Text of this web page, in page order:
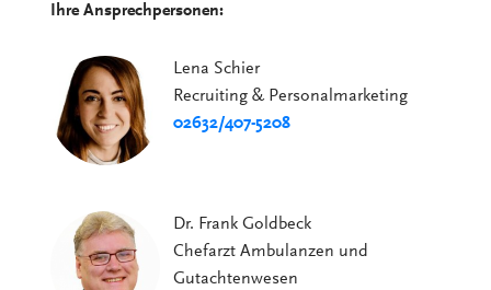
Ihre Ansprechpersonen:
Lena Schier
Recruiting & Personalmarketing
02632/407-5208
Dr. Frank Goldbeck
Chefarzt Ambulanzen und
Gutachtenwesen